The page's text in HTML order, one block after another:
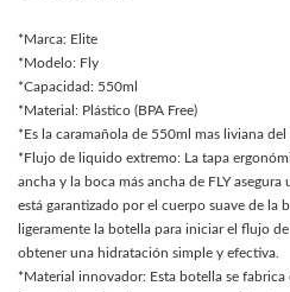
*Marca: Elite
*Modelo: Fly
*Capacidad: 550ml
*Material: Plástico (BPA Free)
*Es la caramañola de 550ml mas liviana
*Flujo de liquido extremo: La tapa
ancha y la boca más ancha de FLY
está garantizado por el cuerpo suave de la
ligeramente la botella para iniciar el flujo
obtener una hidratación simple y efectiva.
*Material innovador: Esta botella se fabrica